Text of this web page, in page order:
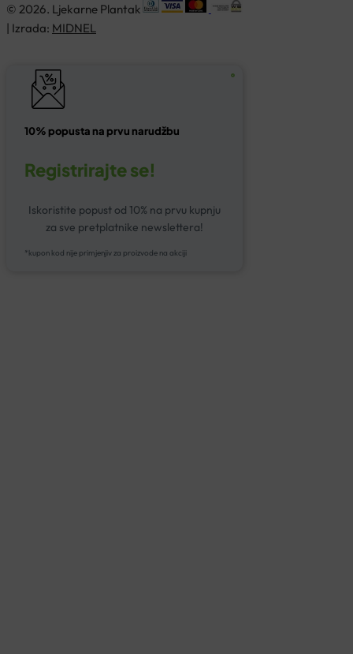
© 2026. Ljekarne Plantak
| Izrada: MIDNEL
10% popusta na prvu narudžbu
Registrirajte se!
Iskoristite popust od 10% na prvu kupnju
za sve pretplatnike newslettera!
*kupon kod nije primjenjiv za proizvode na akciji